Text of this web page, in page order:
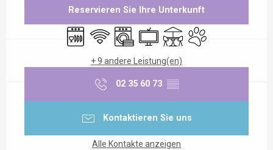
Reservieren Sie Ihre Unterkunft
Geschirrspülmaschine
Wi-Fi Waschmaschine
FernsehenTerrasseTiere erlaubt
+ 9 andere Leistung(en)
02 35 60 73 ▒▒
Kontaktieren Sie uns
Alle Kontakte anzeigen